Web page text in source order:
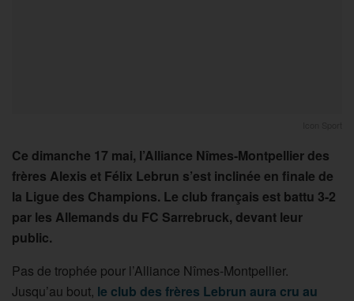
Ce dimanche 17 mai, l’Alliance Nîmes-Montpellier des
frères Alexis et Félix Lebrun s’est inclinée en finale de
la Ligue des Champions. Le club français est battu 3-2
par les Allemands du FC Sarrebruck, devant leur
public.
Pas de trophée pour l’Alliance Nîmes-Montpellier.
Jusqu’au bout, le club des frères Lebrun aura cru au